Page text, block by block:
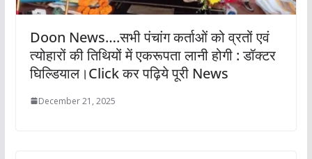
Doon News….सभी पंचांग कर्ताओं को व्रतों एवं
त्योहारों की तिथियों में एकरूपता लानी होगी : डॉक्टर
घिल्डियाल।Click कर पढ़िये पूरी News
December 21, 2025